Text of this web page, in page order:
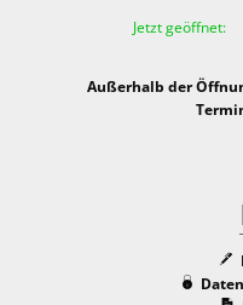
Klicken, um
Jetzt geöffnet:
Außerhalb der